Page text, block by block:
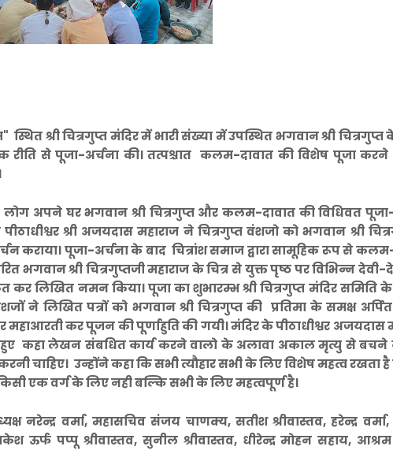
स्थित श्री चित्रगुप्त मंदिर में भारी संख्या में उपस्थित भगवान श्री
रीति से पूजा-अर्चना की। तत्पश्चात कलम-दावात की विशेष पूजा
लोग अपने घर भगवान श्री चित्रगुप्त और कलम-दावात की विधिवत
श्री अजयदास महाराज ने चित्रगुप्त वंशजो को भगवान श्री
कराया। पूजा-अर्चना के बाद चित्रांश समाज द्वारा सामूहिक रूप से
भगवान श्री चित्रगुप्तजी महाराज के चित्र से युक्त पृष्ठ पर विभिन्न
कर लिखित नमन किया। पूजा का शुभारम्भ श्री चित्रगुप्त मंदिर समिति के
ने लिखित पत्रों को भगवान श्री चित्रगुप्त की प्रतिमा के समक्ष
कर पूजन की पूर्णाहुति की गयी। मंदिर के पीठाधीश्वर अजयदास
हुए कहा लेखन संबधित कार्य करने वालो के अलावा अकाल मृत्यु से
चाहिए। उन्होंने कहा कि सभी त्यौहार सभी के लिए विशेष महत्व रखता
एक वर्ग के लिए नही बल्कि सभी के लिए महत्वपूर्ण है।
नरेन्द्र वर्मा, महासचिव संजय चाणक्य, सतीश श्रीवास्तव, हरेन्द्र
ऊर्फ पप्पू श्रीवास्तव, सुनील श्रीवास्तव, धीरेन्द्र मोहन सहाय,